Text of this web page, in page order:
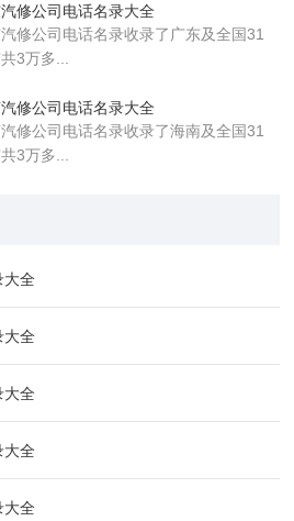
修公司电话名录大全
修公司电话名录收录了广东及全国31
3万多...
修公司电话名录大全
修公司电话名录收录了海南及全国31
3万多...
大全
大全
大全
大全
大全